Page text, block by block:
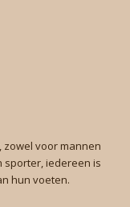
zowel voor mannen
sporter, iedereen is
hun voeten.